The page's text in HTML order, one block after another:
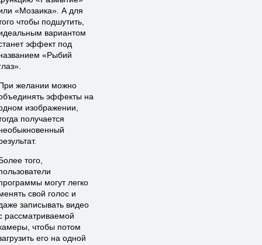
«Мозаика». А для
чтобы подшутить,
вариантом
эффект под
«Рыбий
желании можно
эффекты на
изображении,
получается
того,
могут легко
свой голос и
записывать видео
рассматриваемой
чтобы потом
его на одной